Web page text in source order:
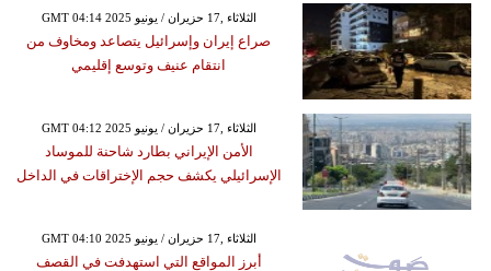
GMT 04:14 2025 الثلاثاء ,17 حزيران / يونيو
صراع إيران وإسرائيل يتصاعد ومخاوف من
انتقام عنيف وتوسع إقليمي
GMT 04:12 2025 الثلاثاء ,17 حزيران / يونيو
الأمن الإيراني بطارد شاحنة للموساد
الإسرائيلي يكشف حجم الإختراقات في الداخل
GMT 04:10 2025 الثلاثاء ,17 حزيران / يونيو
أبرز المواقع التي استهدفت في القصف